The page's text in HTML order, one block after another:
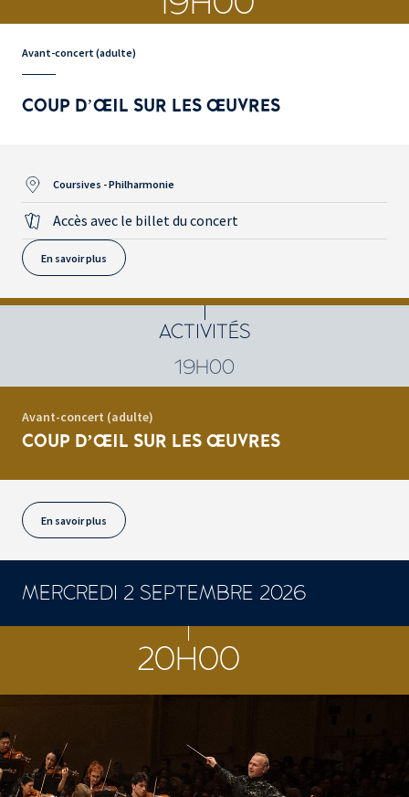
Avant-concert (adulte)
COUP D’ŒIL SUR LES ŒUVRES
Coursives - Philharmonie
Accès avec le billet du concert
En savoir plus
ACTIVITÉS
19H00
Avant-concert (adulte)
COUP D’ŒIL SUR LES ŒUVRES
En savoir plus
MERCREDI 2 SEPTEMBRE 2026
20H00